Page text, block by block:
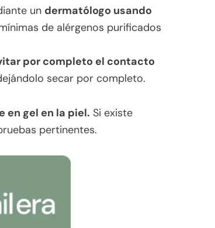
un dermatólogo usando
de alérgenos purificados
por completo el contacto
secar por completo.
en gel en la piel. Si existe
pertinentes.